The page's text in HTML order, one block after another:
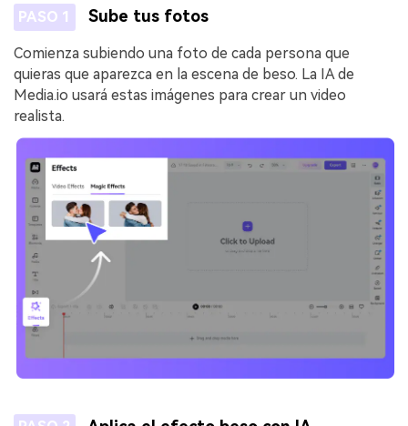
PASO 1 Sube tus fotos
Comienza subiendo una foto de cada persona que
quieras que aparezca en la escena de beso. La IA de
Media.io usará estas imágenes para crear un video
realista.